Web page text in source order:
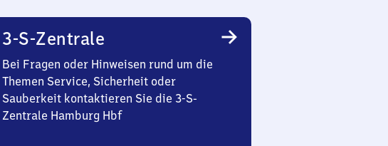
3-S-Zentrale
Bei Fragen oder Hinweisen rund um die
Themen Service, Sicherheit oder
Sauberkeit kontaktieren Sie die 3-S-
Zentrale Hamburg Hbf